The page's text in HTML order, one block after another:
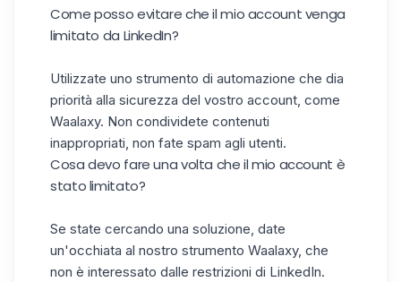
Come posso evitare che il mio account venga
limitato da LinkedIn?
Utilizzate uno strumento di automazione che dia
priorità alla sicurezza del vostro account, come
Waalaxy. Non condividete contenuti
inappropriati, non fate spam agli utenti.
Cosa devo fare una volta che il mio account è
stato limitato?
Se state cercando una soluzione, date
un'occhiata al nostro strumento Waalaxy, che
non è interessato dalle restrizioni di LinkedIn.